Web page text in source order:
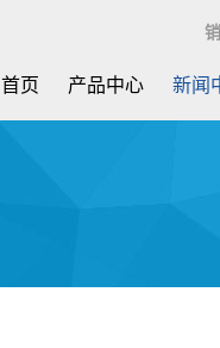
首页 产品中心 新闻